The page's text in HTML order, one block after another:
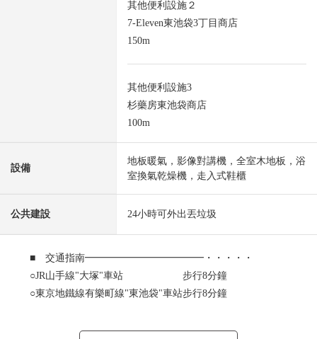
其他便利設施２
7-Eleven東池袋3丁目商店
150m
其他便利設施3
杉藥房東池袋商店
100m
設備
地板暖氣，影像對講機，全室木地板，浴
室換氣乾燥機，走入式鞋櫃
公共建設 24小時可外出丟垃圾
■ 交通指南━━━━━━━━━━━━・・・・・
○JR山手線"大塚"車站 步行8分鐘
○東京地鐵線有樂町線"東池袋"車站步行8分鐘
/東京地鐵線有樂町線、副都心線、丸內線